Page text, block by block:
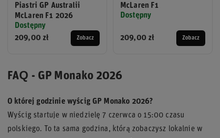
Piastri GP Australii
McLaren F1 2026
Dostępny
209,00 zł
Zobacz
McLaren F1
Dostępny
209,00 zł Zobacz
FAQ - GP Monako 2026
O której godzinie wyścig GP Monako 2026?
Wyścig startuje w niedzielę 7 czerwca o 15:00 czasu
polskiego. To ta sama godzina, którą zobaczysz lokalnie w